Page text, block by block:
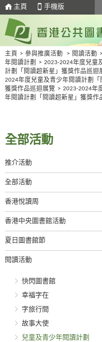
主頁 手機版
主頁 > 參與推廣活動 > 閱讀活動 >
年閱讀計劃
> 2023-2024年度兒童
計劃「閱讀超新星」獲獎作品巡迴
2024年度兒童及青少年閱讀計劃「
獲獎作品巡迴展覽 > 2023-2024年
年閱讀計劃「閱讀超新星」獲獎作
全部活動
推介活動
全部活動
香港悅讀周
香港中央圖書館活動
夏日圖書館節
閱讀活動
快閃圖書館
幸福字在
字旅行間
故事大使
兒童及青少年閱讀計劃